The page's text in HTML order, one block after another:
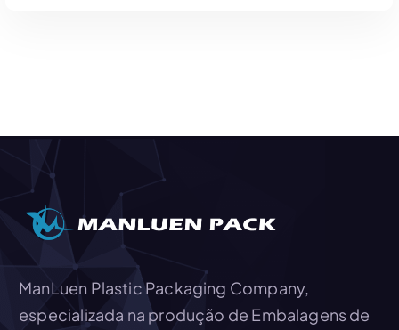
Adicionar Ao Orçamento
ManLuen Plastic Packaging Company,
especializada na produção de Embalagens de